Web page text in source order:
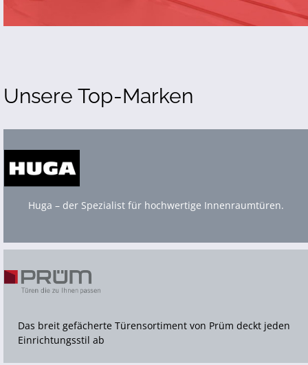
Unsere Top-Marken
Das breit gefächerte Türensortiment von Prüm deckt jeden
Einrichtungsstil ab
Huga – der Spezialist für hochwertige Innenraumtüren.